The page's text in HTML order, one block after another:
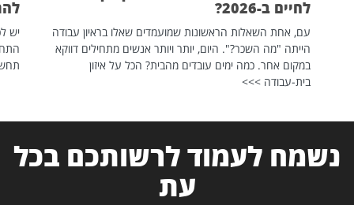
לחיים ב-2026?
עם, אחת השאלות הראשונות שמועמדים שאלו בראיון עבודה
הייתה "מה השכר?". היום, יותר ויותר אנשים מתחילים דווקא
במקום אחר. כמה ימים עובדים מהבית? הכל על איזון
בית-עבודה >>>
יש
נשמח לעמוד לרשותכם בכל
עת